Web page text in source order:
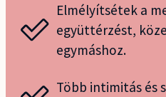
Elmélyítsétek a
együttérzést,
egymáshoz.
Több intimitás és